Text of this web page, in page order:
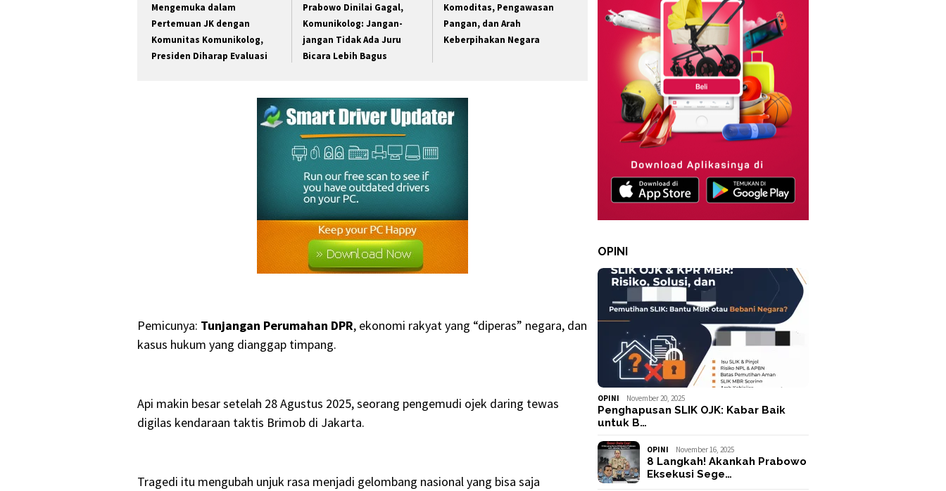
Mengemuka dalam
Pertemuan JK dengan
Komunitas Komunikolog,
Presiden Diharap Evaluasi
Prabowo Dinilai Gagal,
Komunikolog: Jangan-
jangan Tidak Ada Juru
Bicara Lebih Bagus
Komoditas, Pengawasan
Pangan, dan Arah
Keberpihakan Negara
Pemicunya: Tunjangan Perumahan DPR, ekonomi rakyat yang “diperas” negara, dan
kasus hukum yang dianggap timpang.
Api makin besar setelah 28 Agustus 2025, seorang pengemudi ojek daring tewas
digilas kendaraan taktis Brimob di Jakarta.
Tragedi itu mengubah unjuk rasa menjadi gelombang nasional yang bisa saja
OPINI
OPINI November 20, 2025
Penghapusan SLIK OJK: Kabar Baik
untuk B…
OPINI November 16, 2025
8 Langkah! Akankah Prabowo
Eksekusi Sege…